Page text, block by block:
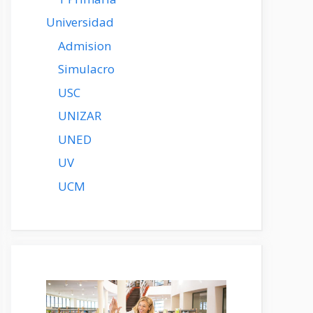
Universidad
Admision
Simulacro
USC
UNIZAR
UNED
UV
UCM